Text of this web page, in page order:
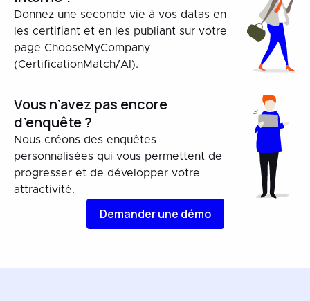
Donnez une seconde vie à vos datas en
les certifiant et en les publiant sur votre
page ChooseMyCompany
(CertificationMatch/AI).
Vous n’avez pas encore
d’enquête ?
Nous créons des enquêtes
personnalisées qui vous permettent de
progresser et de développer votre
attractivité.
Demander une démo